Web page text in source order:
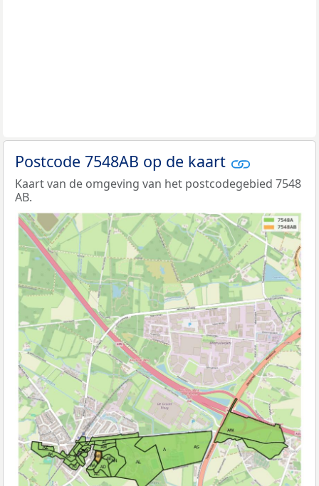
Postcode 7548AB op de kaart
Kaart van de omgeving van het postcodegebied 7548
AB.